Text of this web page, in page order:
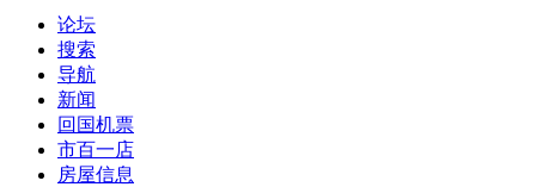
论坛
搜索
导航
新闻
回国机票
市百一店
房屋信息